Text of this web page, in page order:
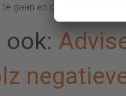
gaan en op koers te
ook: